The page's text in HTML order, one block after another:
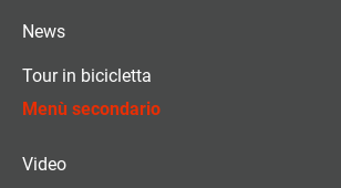
News
Tour in bicicletta
Menù secondario
Video